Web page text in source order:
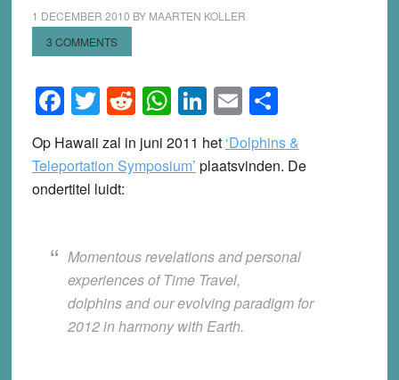
1 DECEMBER 2010 BY MAARTEN KOLLER
3 COMMENTS
Facebook
Twitter
Reddit
WhatsApp
LinkedIn
EmailShare
Op Hawaii zal in juni 2011 het ‘Dolphins &
Teleportation Symposium’ plaatsvinden. De
ondertitel luidt:
Momentous revelations and personal
experiences of Time Travel,
dolphins and our evolving paradigm for
2012 in harmony with Earth.